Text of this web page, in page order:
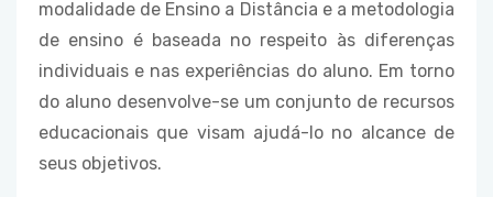
modalidade de Ensino a Distância e a metodologia
de ensino é baseada no respeito às diferenças
individuais e nas experiências do aluno. Em torno
do aluno desenvolve-se um conjunto de recursos
educacionais que visam ajudá-lo no alcance de
seus objetivos.